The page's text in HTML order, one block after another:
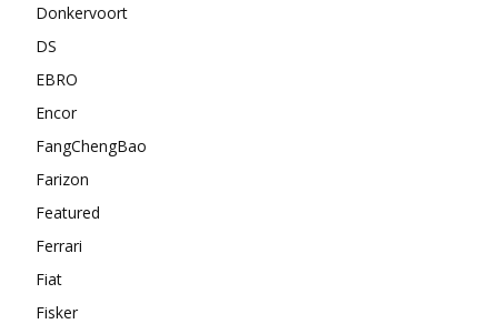
Donkervoort
DS
EBRO
Encor
FangChengBao
Farizon
Featured
Ferrari
Fiat
Fisker